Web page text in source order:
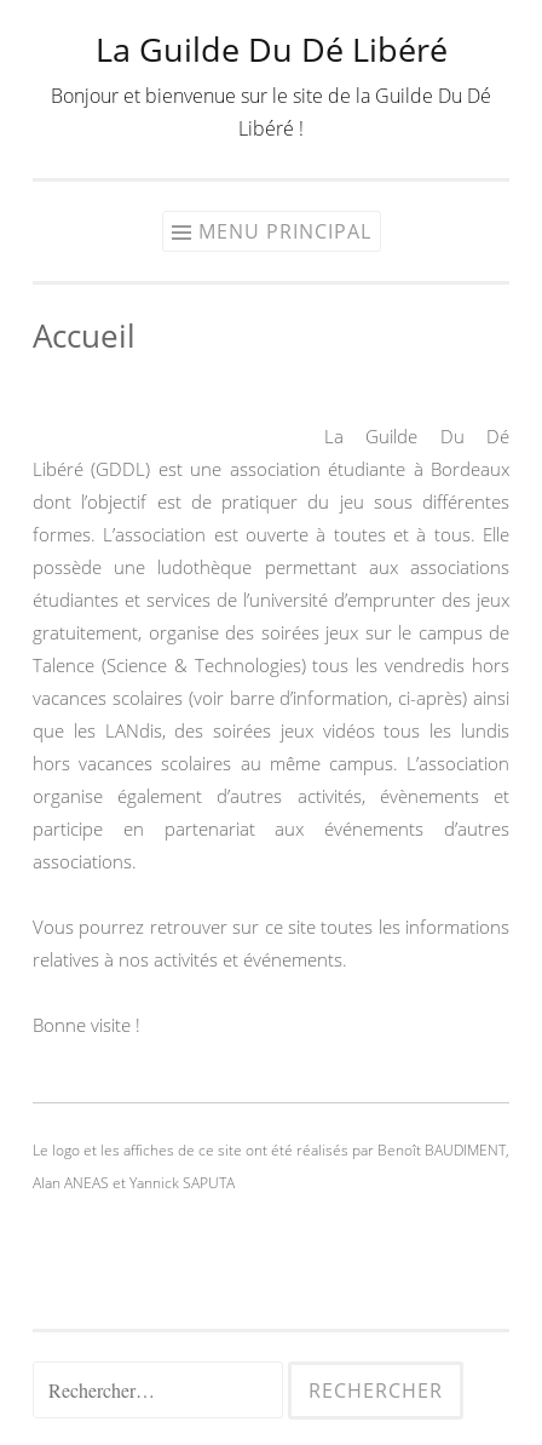
contenu
La Guilde Du Dé Libéré
Bonjour et bienvenue sur le site de la Guilde Du Dé
Libéré !
MENU PRINCIPAL
Accueil
La Guilde Du Dé
Libéré (GDDL) est une association étudiante à Bordeaux
dont l’objectif est de pratiquer du jeu sous différentes
formes. L’association est ouverte à toutes et à tous. Elle
possède une ludothèque permettant aux associations
étudiantes et services de l’université d’emprunter des jeux
gratuitement, organise des soirées jeux sur le campus de
Talence (Science & Technologies) tous les vendredis hors
vacances scolaires (voir barre d’information, ci-après) ainsi
que les LANdis, des soirées jeux vidéos tous les lundis
hors vacances scolaires au même campus. L’association
organise également d’autres activités, évènements et
participe en partenariat aux événements d’autres
associations.
Vous pourrez retrouver sur ce site toutes les informations
relatives à nos activités et événements.
Bonne visite !
Le logo et les affiches de ce site ont été réalisés par Benoît BAUDIMENT,
Alan ANEAS et Yannick SAPUTA
Rechercher :